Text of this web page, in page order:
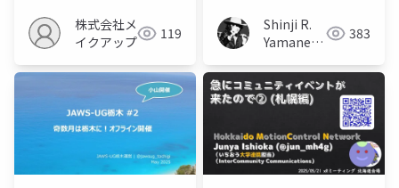
株式会社メ
イクアップ
119
Shinji R.
Yamane
383